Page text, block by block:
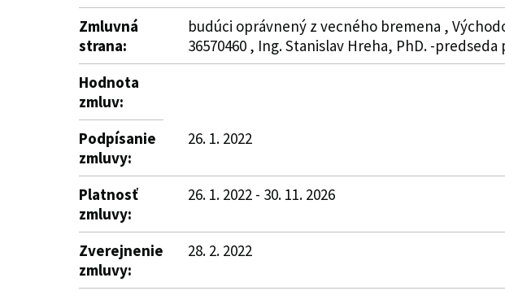
Zmluvná
strana:
budúci oprávnený z vecného bremena ,
36570460 , Ing. Stanislav Hreha, PhD. -
Hodnota
zmluv:
Podpísanie
zmluvy:
26. 1. 2022
Platnosť
zmluvy:
26. 1. 2022 - 30. 11. 2026
Zverejnenie
zmluvy:
28. 2. 2022